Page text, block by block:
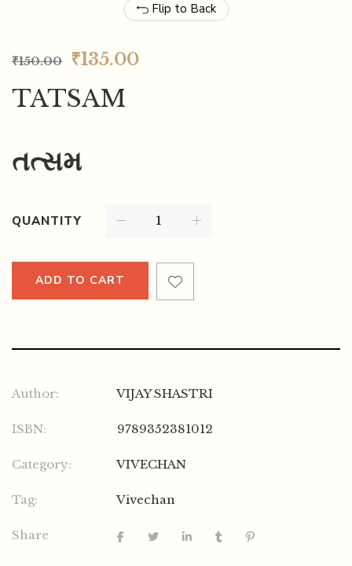
Flip to Back
₹150.00 ₹135.00
TATSAM
તત્સમ
QUANTITY
ADD TO CART
Author: VIJAY SHASTRI
ISBN: 9789352381012
Category: VIVECHAN
Tag: Vivechan
Share